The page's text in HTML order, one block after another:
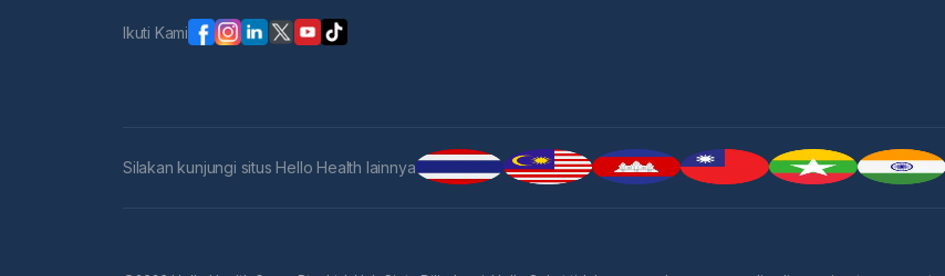
Ikuti Kami
Silakan kunjungi situs Hello Health lainnya